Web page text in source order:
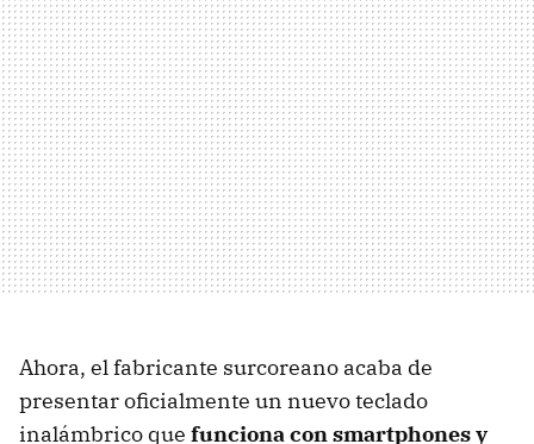
Ahora, el fabricante surcoreano acaba de
presentar oficialmente un nuevo teclado
inalámbrico que funciona con smartphones y